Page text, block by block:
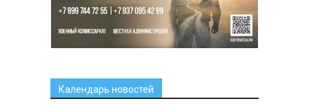
Календарь новостей